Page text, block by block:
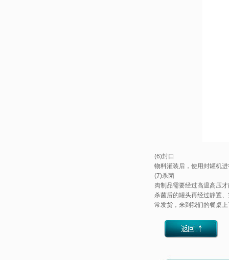
(6)封口
物料灌装后，使用封罐机
(7)杀菌
肉制品需要经过高温高压
杀菌后的罐头再经过静置
常发货，来到我们的餐桌